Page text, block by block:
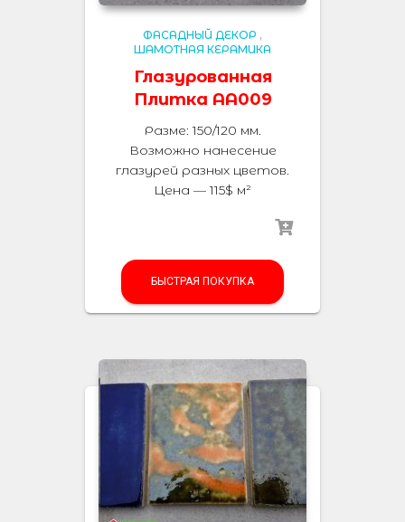
ФАСАДНЫЙ ДЕКОР ,
ШАМОТНАЯ КЕРАМИКА
Глазурованная
Плитка AA009
Разме: 150/120 мм.
Возможно нанесение
глазурей разных цветов.
Цена — 115$ м²
БЫСТРАЯ ПОКУПКА